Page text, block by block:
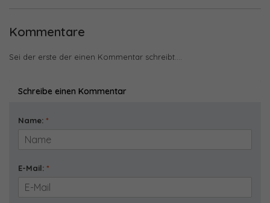
Kommentare
Sei der erste der einen Kommentar schreibt....
Schreibe einen Kommentar
Name: *
E-Mail: *